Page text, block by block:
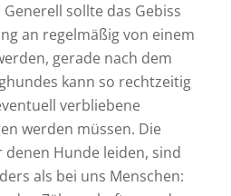
sollte das Gebiss
an regelmäßig von einem
gerade nach dem
kann so rechtzeitig
verbliebene
werden müssen. Die
Hunde leiden, sind
als bei uns Menschen: